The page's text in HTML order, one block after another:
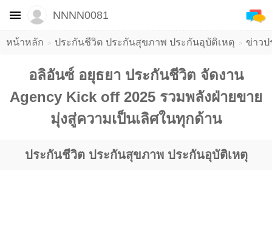
หน้าหลัก ประกันชีวิต ประกันสุขภาพ ประกันอุบัติเหตุ ข่าว
​อลิอันซ์ อยุธยา ประกันชีวิต จัดงาน
Agency Kick off 2025 รวมพลังฝ่ายขาย
มุ่งสู่ความเป็นเลิศในทุกด้าน
ประกันชีวิต ประกันสุขภาพ ประกันอุบัติเหตุ
NNNN0081